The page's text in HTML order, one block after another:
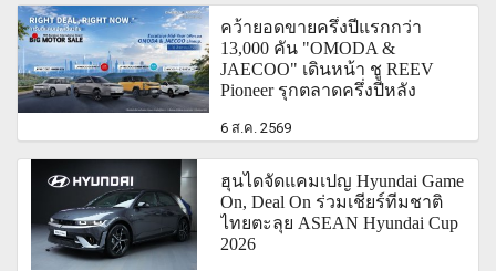
คว้ายอดขายครึ่งปีแรกกว่า
13,000 คัน "OMODA &
JAECOO" เดินหน้า ชู REEV
Pioneer รุกตลาดครึ่งปีหลัง
6 ส.ค. 2569
ฮุนไดจัดแคมเปญ Hyundai Game
On, Deal On ร่วมเชียร์ทีมชาติ
ไทยตะลุย ASEAN Hyundai Cup
2026